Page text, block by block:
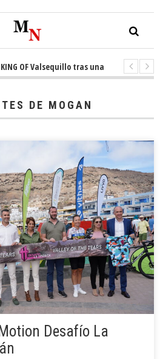
Valsequillo tras una jornada de
DE MOGAN
Desafío La